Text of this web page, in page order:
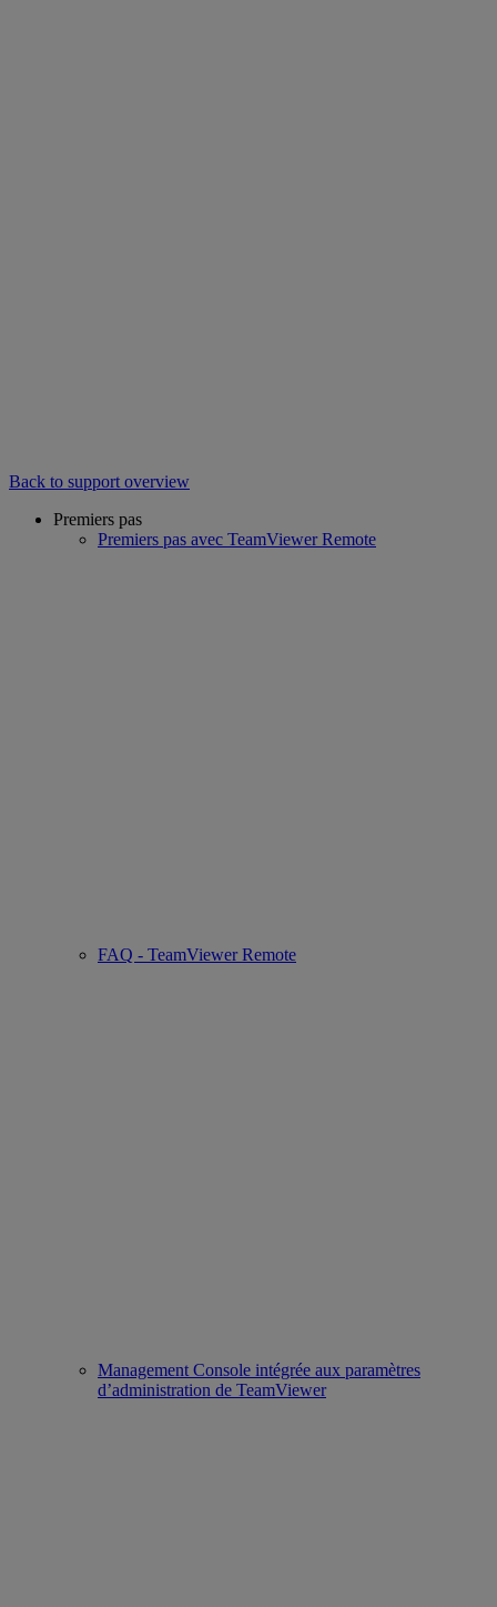
Back to support overview
Premiers pas
Premiers pas avec TeamViewer Remote
FAQ - TeamViewer Remote
Management Console intégrée aux paramètres
d’administration de TeamViewer